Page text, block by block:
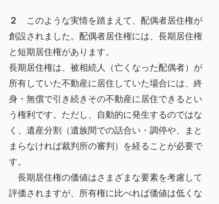
２
このような実情を踏まえて、配偶者居住権が
創設されました。配偶者居住権には、長期居住権
と短期居住権があります。
長期居住権は、被相続人（亡くなった配偶者）が
所有していた不動産に居住していた場合には、終
身・無償で引き続きその不動産に居住できるとい
う権利です。ただし、自動的に発生するのではな
く、遺産分割（遺族間での話合い・調停や、まと
まらなければ裁判所の審判）を経ることが必要で
す。
長期居住権の価値はさまざまな要素を考慮して
評価されますが、所有権に比べれば価値は低くな